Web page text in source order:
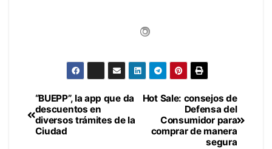
Navegación
de
Hot Sale: consejos de
Defensa del
Consumidor para
comprar de manera
segura
“BUEPP”, la app que da
descuentos en
diversos trámites de la
Ciudad